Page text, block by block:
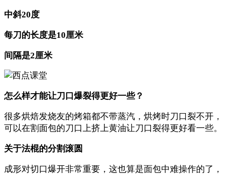
中斜20度
每刀的长度是10厘米
间隔是2厘米
怎么样才能让刀口爆裂得更好一些？
很多烘焙发烧友的烤箱都不带蒸汽，烘烤时刀口裂不开，
可以在割面包的刀口上挤上黄油让刀口裂得更好看一些。
关于法棍的分割滚圆
成形对切口爆开非常重要，这也算是面包中难操作的了，